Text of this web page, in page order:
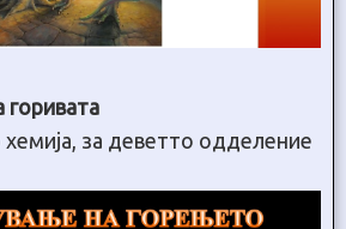
горивата
хемија, за деветто одделение